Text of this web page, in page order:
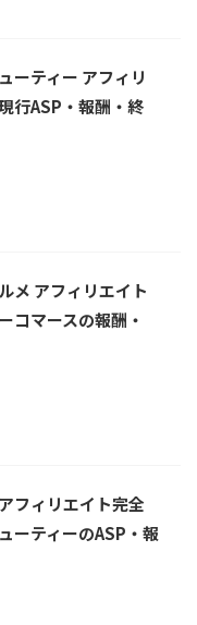
ーティー アフィリ
行ASP・報酬・終
メ アフィリエイト
コマースの報酬・
フィリエイト完全
ーティーのASP・報